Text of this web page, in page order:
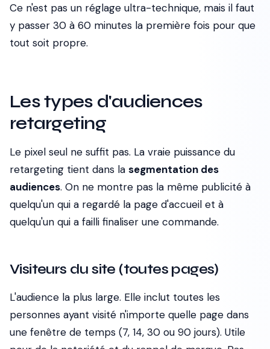
Ce n'est pas un réglage ultra-technique, mais il faut
y passer 30 à 60 minutes la première fois pour que
tout soit propre.
Les types d'audiences
retargeting
Le pixel seul ne suffit pas. La vraie puissance du
retargeting tient dans la segmentation des
audiences. On ne montre pas la même publicité à
quelqu'un qui a regardé la page d'accueil et à
quelqu'un qui a failli finaliser une commande.
Visiteurs du site (toutes pages)
L'audience la plus large. Elle inclut toutes les
personnes ayant visité n'importe quelle page dans
une fenêtre de temps (7, 14, 30 ou 90 jours). Utile